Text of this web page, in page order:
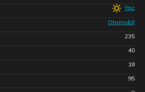
Yaz
Otomobil
235
40
18
95